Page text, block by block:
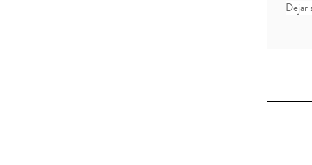
Dejar